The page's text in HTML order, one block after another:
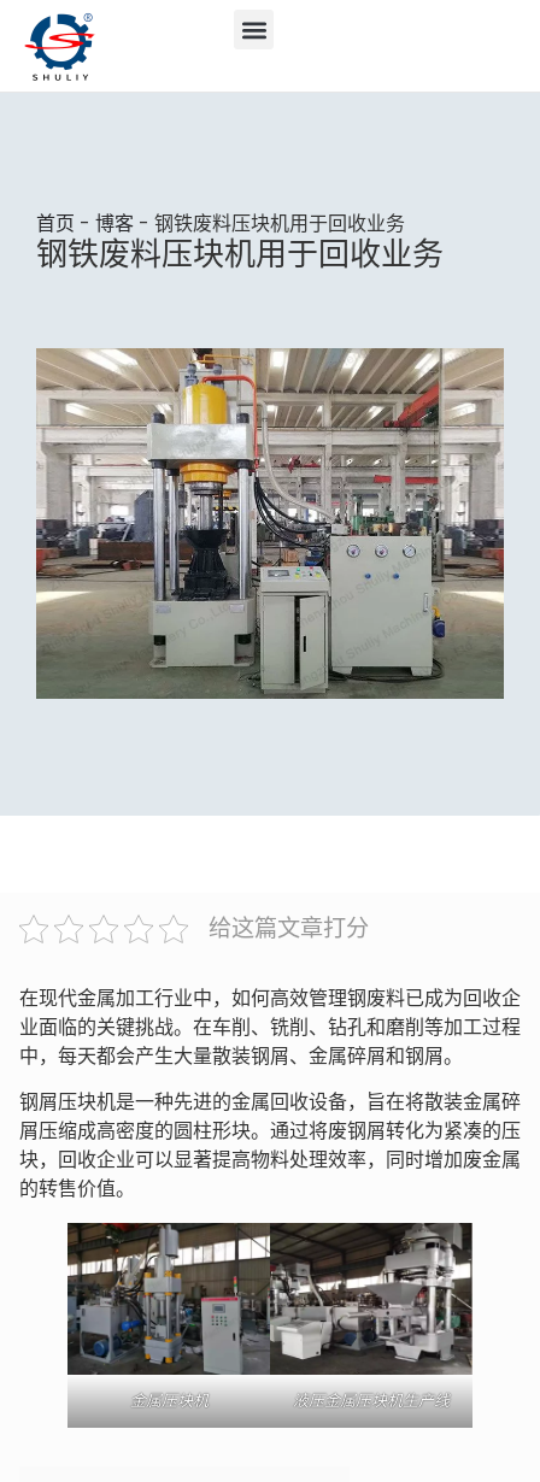
首页 - 博客 - 钢铁废料压块机用于回收业务
钢铁废料压块机用于回收业务
给这篇文章打分
在现代金属加工行业中，如何高效管理钢废料已成为回收企
业面临的关键挑战。在车削、铣削、钻孔和磨削等加工过程
中，每天都会产生大量散装钢屑、金属碎屑和钢屑。
钢屑压块机是一种先进的金属回收设备，旨在将散装金属碎
屑压缩成高密度的圆柱形块。通过将废钢屑转化为紧凑的压
块，回收企业可以显著提高物料处理效率，同时增加废金属
的转售价值。
金属压块机 液压金属压块机生产线